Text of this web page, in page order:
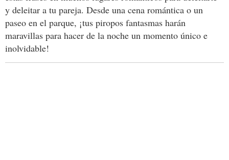
y deleitar a tu pareja. Desde una cena romántica o un
paseo en el parque, ¡tus piropos fantasmas harán
maravillas para hacer de la noche un momento único e
inolvidable!